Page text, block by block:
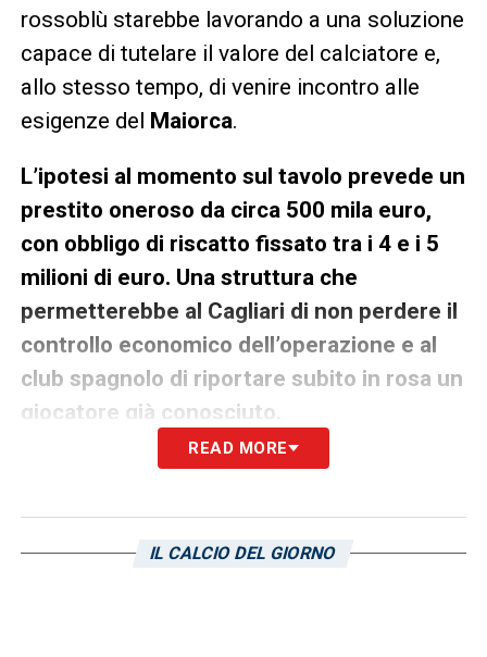
rossoblù starebbe lavorando a una soluzione
capace di tutelare il valore del calciatore e,
allo stesso tempo, di venire incontro alle
esigenze del Maiorca.
L’ipotesi al momento sul tavolo prevede un
prestito oneroso da circa 500 mila euro,
con obbligo di riscatto fissato tra i 4 e i 5
milioni di euro. Una struttura che
permetterebbe al Cagliari di non perdere il
controllo economico dell’operazione e al
club spagnolo di riportare subito in rosa un
giocatore già conosciuto.
Luvumbo Maiorca, il Palermo resta
La pistaPalermo, almeno per ora, sembra
READ MORE
IL CALCIO DEL GIORNO